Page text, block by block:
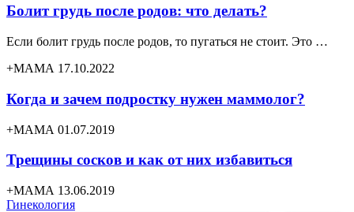
Болит грудь после родов: что делать?
Если болит грудь после родов, то пугаться не стоит. Это …
+МАМА 17.10.2022
Когда и зачем подростку нужен маммолог?
+МАМА 01.07.2019
Трещины сосков и как от них избавиться
+МАМА 13.06.2019
Гинекология